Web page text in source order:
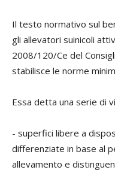
Il testo normativo sul
gli allevatori suinicoli
2008/120/Ce del
stabilisce le norme
Essa detta una serie di
- superfici libere a
differenziate in base al
allevamento e